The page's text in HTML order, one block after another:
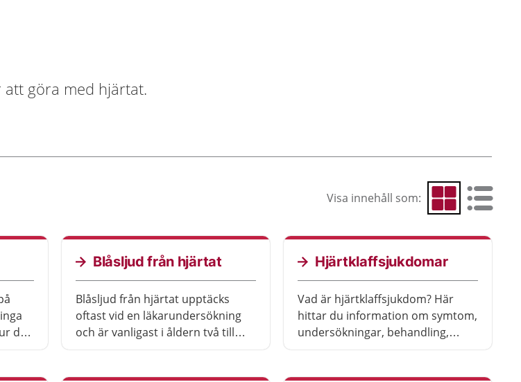
att göra med hjärtat.
Visa innehåll som: Visa som rutnät
Visa som
du
Blåsljud från hjärtat
Blåsljud från hjärtat upptäcks
oftast vid en läkarundersökning
och är vanligast i åldern två till
Hjärtklaffsjukdomar
Vad är hjärtklaffsjukdom? Här
hittar du information om symtom,
undersökningar, behandling,